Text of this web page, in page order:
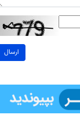
ارسال